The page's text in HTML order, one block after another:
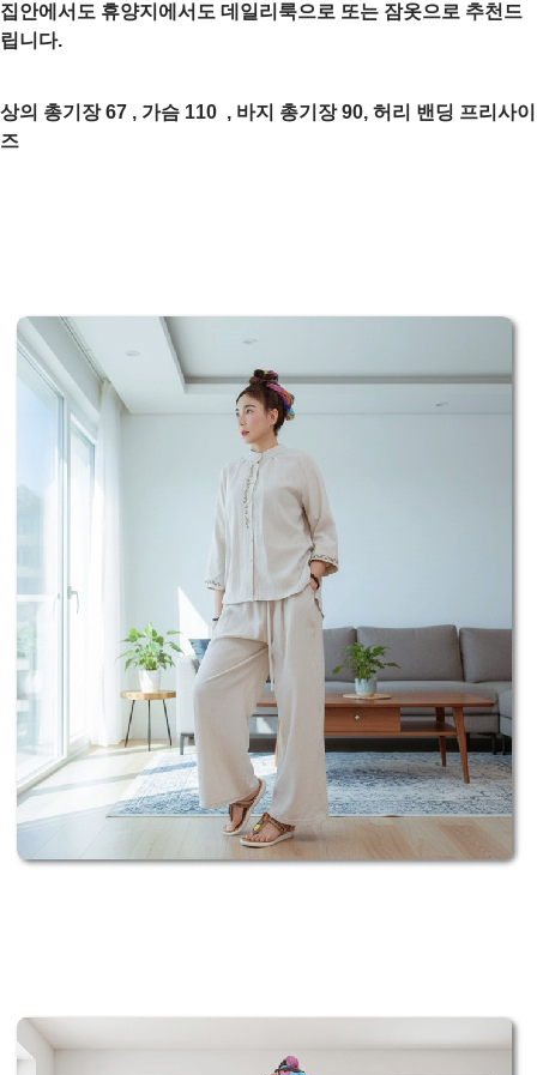
집안에서도 휴양지에서도 데일리룩으로 또는 잠옷으로 추천드
립니다.
상의 총기장 67 , 가슴 110 , 바지 총기장 90, 허리 밴딩 프리사이
즈